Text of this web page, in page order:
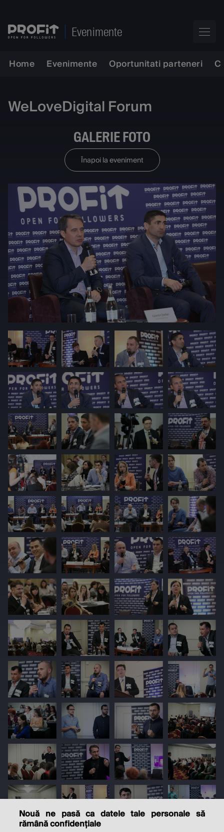
Evenimente
Home Evenimente Oportunitati parteneri
WeLoveDigital Forum
GALERIE FOTO
Înapoi la eveniment
Nouă ne pasă ca datele tale personale să
rămână confidențiale